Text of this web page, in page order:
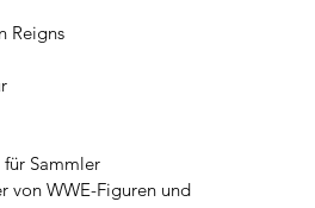
Reigns
Sammler
von WWE-Figuren und